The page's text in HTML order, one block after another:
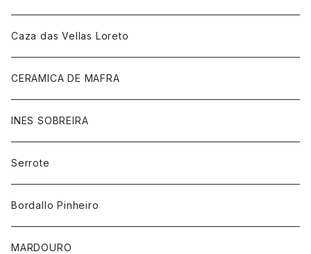
Caza das Vellas Loreto
CERAMICA DE MAFRA
INES SOBREIRA
Serrote
Bordallo Pinheiro
MARDOURO